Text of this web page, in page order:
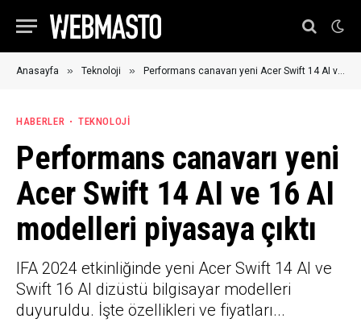
Anasayfa » Teknoloji » Performans canavarı yeni Acer Swift 14 AI ve 16 AI modelleri piyasaya çıktı
HABERLER TEKNOLOJI
Performans canavarı yeni
Acer Swift 14 AI ve 16 AI
modelleri piyasaya çıktı
IFA 2024 etkinliğinde yeni Acer Swift 14 AI ve
Swift 16 AI dizüstü bilgisayar modelleri
duyuruldu. İşte özellikleri ve fiyatları...